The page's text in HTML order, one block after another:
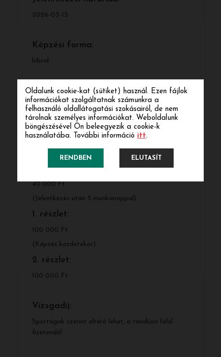
2026-03-15
Képzési forma:
hibrid
A képzések óraszáma:
320
Tandíj:
240 000 Ft
Jelentkezési díj:
40 000 Ft
(Jelentkezés után 5 munkanappal)
1. részlet:
100 000 Ft
(Képzés kezdetekor)
2. részlet:
100 000 Ft
Vizsgadíj:
Sportágak szerint eltérő lehet, a tandíjon felül
fizetendő!
Oldalunk cookie-kat (sütiket) használ. Ezen fájlok
információkat szolgáltatnak számunkra a
felhasználó oldallátogatási szokásairól, de nem
tárolnak személyes információkat. Weboldalunk
böngészésével Ön beleegyezik a cookie-k
használatába. További információ itt.
RENDBEN ELUTASÍT